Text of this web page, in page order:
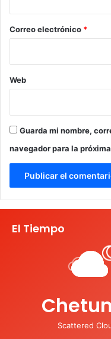
*
Correo electrónico *
Web
Guarda mi nombre,
navegador para la
El Tiempo
Scattered